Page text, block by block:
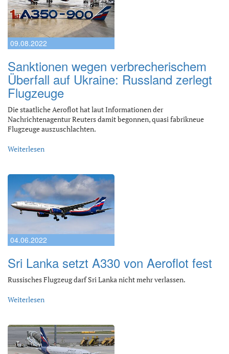
09.08.2022
Sanktionen wegen verbrecherischem
Überfall auf Ukraine: Russland zerlegt
Flugzeuge
Die staatliche Aeroflot hat laut Informationen der
Nachrichtenagentur Reuters damit begonnen, quasi fabrikneue
Flugzeuge auszuschlachten.
Weiterlesen
04.06.2022
Sri Lanka setzt A330 von Aeroflot fest
Russisches Flugzeug darf Sri Lanka nicht mehr verlassen.
Weiterlesen